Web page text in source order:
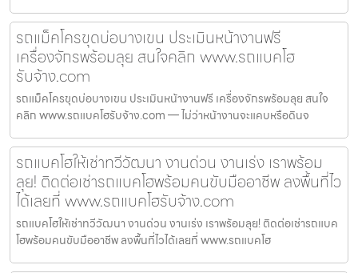
รถแม็คโครขุดบ่อบางเขน ประเมินหน้างานฟรี
เครื่องจักรพร้อมลุย สนใจคลิก www.รถแบคโฮ
รับจ้าง.com
รถแม็คโครขุดบ่อบางเขน ประเมินหน้างานฟรี เครื่องจักรพร้อมลุย สนใจ
คลิก www.รถแบคโฮรับจ้าง.com — ไม่ว่าหน้างานจะแคบหรือดินจ
รถแบคโฮให้เช่าทวีวัฒนา งานด่วน งานเร่ง เราพร้อม
ลุย! ติดต่อเช่ารถแบคโฮพร้อมคนขับมืออาชีพ ลงพื้นที่ไว
ได้เลยที่ www.รถแบคโฮรับจ้าง.com
รถแบคโฮให้เช่าทวีวัฒนา งานด่วน งานเร่ง เราพร้อมลุย! ติดต่อเช่ารถแบค
โฮพร้อมคนขับมืออาชีพ ลงพื้นที่ไวได้เลยที่ www.รถแบคโฮ